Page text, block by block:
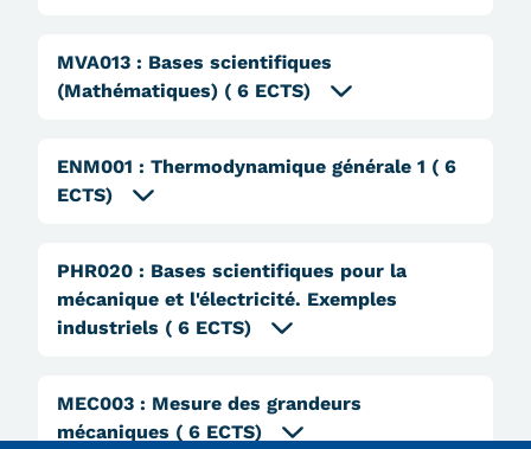
Handi'Cnam
Statistiques
Lexique
Qualiopi
MVA013 : Bases scientifiques
(Mathématiques) ( 6 ECTS)
ENM001 : Thermodynamique générale 1 ( 6
ECTS)
PHR020 : Bases scientifiques pour la
mécanique et l'électricité. Exemples
industriels ( 6 ECTS)
MEC003 : Mesure des grandeurs
mécaniques ( 6 ECTS)